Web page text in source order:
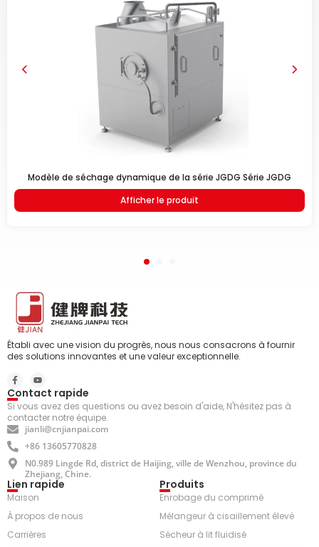
Modèle de séchage dynamique de la série JGDG Série JGDG
Afficher le produit
Établi avec une vision du progrès, nous nous consacrons à fournir
des solutions innovantes et une valeur exceptionnelle.
Lien rapide
Maison
À propos de nous
Carrières
Produits
Enrobage du comprimé
Mélangeur à cisaillement élevé
Sécheur à lit fluidisé
Contact rapide
Si vous avez des questions ou avez besoin d'aide, N'hésitez pas à
contacter notre équipe.
jianli@cnjianpai.com
+86 13605770828
N0.989 Lingde Rd, district de Haijing, ville de Wenzhou, province du
Zhejiang, Chine.